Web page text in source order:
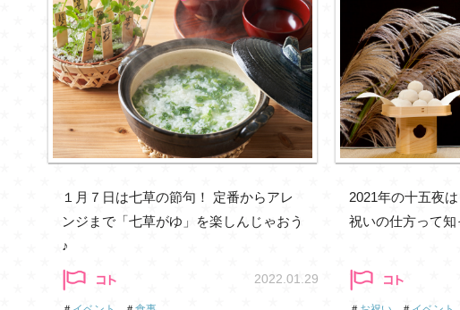
１月７日は七草の節句！ 定番からアレ
ンジまで「七草がゆ」を楽しんじゃおう
♪
2022.01.29
2021年の十五夜
祝いの仕方って知